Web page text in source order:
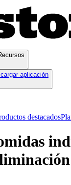
aplicación
destacados